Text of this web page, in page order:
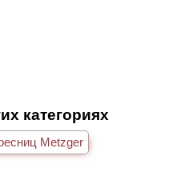
категориях
Metzger